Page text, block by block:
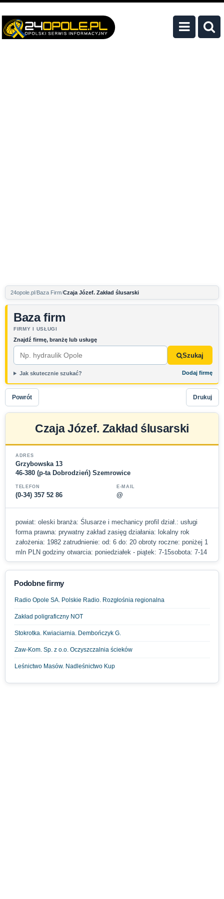
24opole.pl Baza Firm Czaja Józef. Zakład ślusarski
Baza firm
FIRMY I USŁUGI
Znajdź firmę, branżę lub usługę
Szukaj
Jak skutecznie szukać? Dodaj firmę
Powrót Drukuj
Czaja Józef. Zakład ślusarski
ADRES
Grzybowska 13
46-380 (p-ta Dobrodzień) Szemrowice
TELEFON
(0-34) 357 52 86
E-MAIL
@
powiat: oleski branża: Ślusarze i mechanicy profil dział.: usługi
forma prawna: prywatny zakład zasięg działania: lokalny rok
założenia: 1982 zatrudnienie: od: 6 do: 20 obroty roczne: poniżej 1
mln PLN godziny otwarcia: poniedziałek - piątek: 7-15sobota: 7-14
Podobne firmy
Radio Opole SA. Polskie Radio. Rozgłośnia regionalna
Zakład poligraficzny NOT
Stokrotka. Kwiaciarnia. Dembończyk G.
Zaw-Kom. Sp. z o.o. Oczyszczalnia ścieków
Leśnictwo Masów. Nadleśnictwo Kup